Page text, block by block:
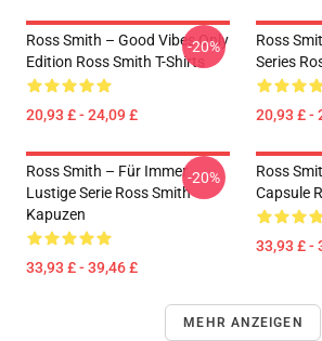
Ross Smith – Good Vibes Only
Edition Ross Smith T-Shirts
20,93 £ - 24,09 £
-20%
Ross
Series
20,93 £ -
Ross Smith – Für Immer
Lustige Serie Ross Smith
Kapuzen
33,93 £ - 39,46 £
-20%
Ross
Capsule
33,93 £ -
MEHR ANZEIGEN